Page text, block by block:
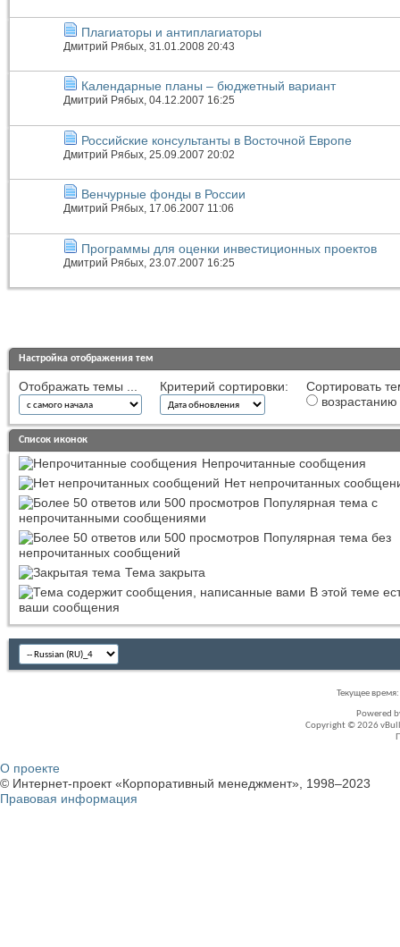
Плагиаторы и антиплагиаторы
Дмитрий Рябых, 31.01.2008 20:43
Календарные планы – бюджетный вариант
Дмитрий Рябых, 04.12.2007 16:25
Российские консультанты в Восточной Европе
Дмитрий Рябых, 25.09.2007 20:02
Венчурные фонды в России
Дмитрий Рябых, 17.06.2007 11:06
Программы для оценки инвестиционных проектов
Дмитрий Рябых , 23.07.2007 16:25
Настройка отображения тем
Отображать темы ... Критерий сортировки:
Сортировать
возрастанию
Список иконок
Непрочитанные сообщения
Нет непрочитанных
Популярная тема с
непрочитанными сообщениями
Популярная тема без
непрочитанных сообщений
Тема закрыта
В этой теме
ваши сообщения
Текущее время:
Powered
Copyright © 2026
О проекте
© Интернет-проект «Корпоративный менеджмент», 1998–2023
Правовая информация